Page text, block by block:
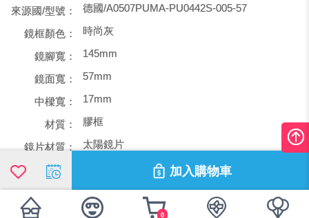
加入購物車
來源國/型號： 德國/A0507PUMA-PU0442S-005-57
鏡框顏色： 時尚灰
鏡腳寬： 145mm
鏡面寬： 57mm
中樑寬： 17mm
材質： 膠框
鏡片材質： 太陽鏡片
款式：
0